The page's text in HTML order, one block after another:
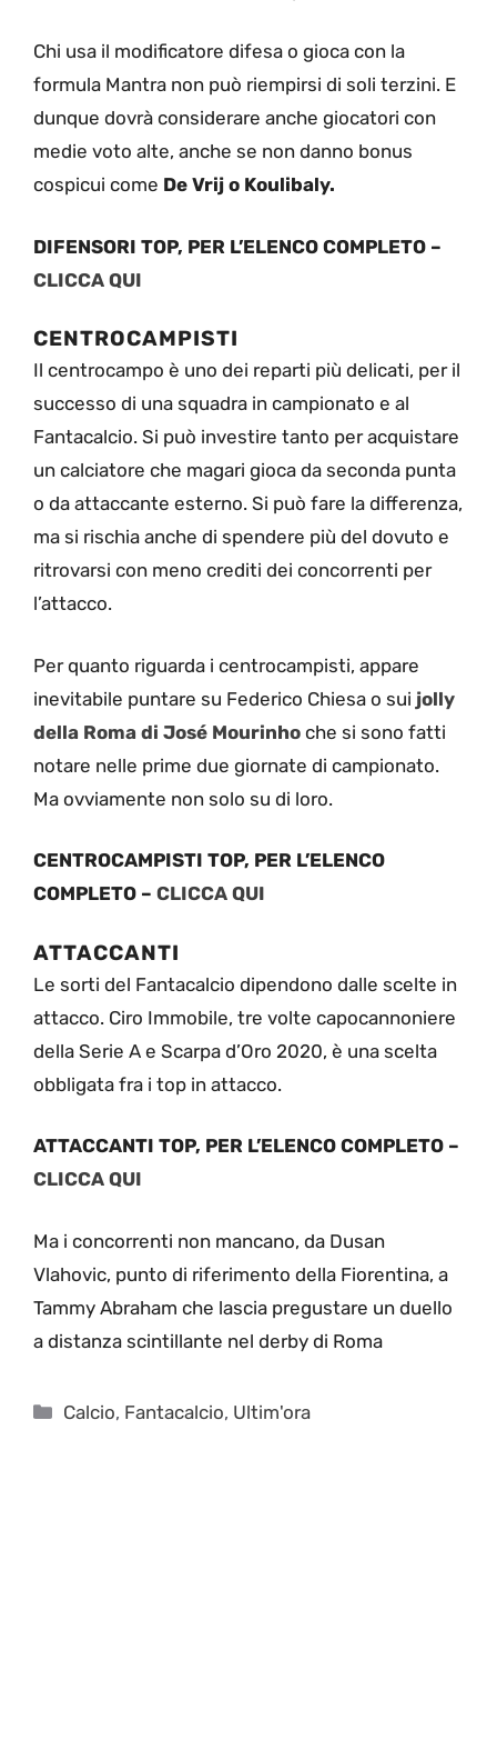
Chi usa il modificatore difesa o gioca con la
formula Mantra non può riempirsi di soli terzini. E
dunque dovrà considerare anche giocatori con
medie voto alte, anche se non danno bonus
cospicui come De Vrij o Koulibaly.
DIFENSORI TOP, PER L’ELENCO COMPLETO –
CLICCA QUI
CENTROCAMPISTI
Il centrocampo è uno dei reparti più delicati, per il
successo di una squadra in campionato e al
Fantacalcio. Si può investire tanto per acquistare
un calciatore che magari gioca da seconda punta
o da attaccante esterno. Si può fare la differenza,
ma si rischia anche di spendere più del dovuto e
ritrovarsi con meno crediti dei concorrenti per
l’attacco.
Per quanto riguarda i centrocampisti, appare
inevitabile puntare su Federico Chiesa o sui jolly
della Roma di José Mourinho che si sono fatti
notare nelle prime due giornate di campionato.
Ma ovviamente non solo su di loro.
CENTROCAMPISTI TOP, PER L’ELENCO
COMPLETO – CLICCA QUI
ATTACCANTI
Le sorti del Fantacalcio dipendono dalle scelte in
attacco. Ciro Immobile, tre volte capocannoniere
della Serie A e Scarpa d’Oro 2020, è una scelta
obbligata fra i top in attacco.
ATTACCANTI TOP, PER L’ELENCO COMPLETO –
CLICCA QUI
Ma i concorrenti non mancano, da Dusan
Vlahovic, punto di riferimento della Fiorentina, a
Tammy Abraham che lascia pregustare un duello
a distanza scintillante nel derby di Roma
Categorie
Calcio, Fantacalcio, Ultim'ora